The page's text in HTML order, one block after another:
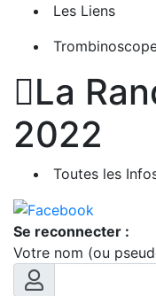
Les Liens
La
2022
Toutes les
Se reconnecter :
Votre nom (ou